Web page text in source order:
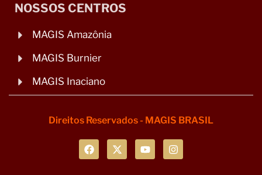
NOSSOS CENTROS
MAGIS Amazônia
MAGIS Burnier
MAGIS Inaciano
Direitos Reservados - MAGIS BRASIL